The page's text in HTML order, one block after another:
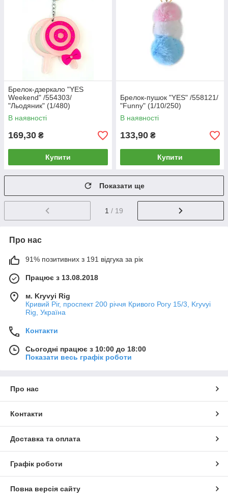
Брелок-дзеркало "YES
Weekend" /554303/
"Льодяник" (1/480)
В наявності
169,30 ₴
Купити
Брелок-пушок "YES" /558121/
"Funny" (1/10/250)
В наявності
133,90 ₴
Купити
Показати ще
1 / 19
Про нас
91% позитивних з 191 відгука за рік
Працює з 13.08.2018
м. Kryvyi Rig
Кривий Ріг, проспект 200 річчя Кривого Рогу 15/3, Kryvyi
Rig, Україна
Контакти
Сьогодні працює з 10:00 до 18:00
Показати весь графік роботи
Про нас
Контакти
Доставка та оплата
Графік роботи
Повна версія сайту